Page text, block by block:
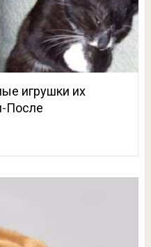
игрушки их
После